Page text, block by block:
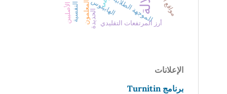
الموجهة الطلابية
أرز المرتفعات التقليدي
الهابيتوسالمعلمونالحديدة
الإعلانات
برنامج Turnitin